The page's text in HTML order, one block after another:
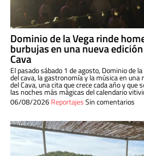
Dominio de la Vega rinde
burbujas en una nueva
Cava
El pasado sábado 1 de agosto, Dominio de
del cava, la gastronomía y la música en una
del Cava, una cita que crece cada año y que
las noches más mágicas del calendario
06/08/2026ReportajesSin comentarios